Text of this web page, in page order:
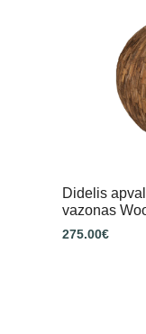
Didelis
vazonas
275.00€